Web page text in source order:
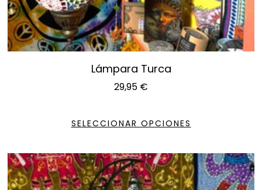
Lámpara Turca
29,95 €
SELECCIONAR OPCIONES